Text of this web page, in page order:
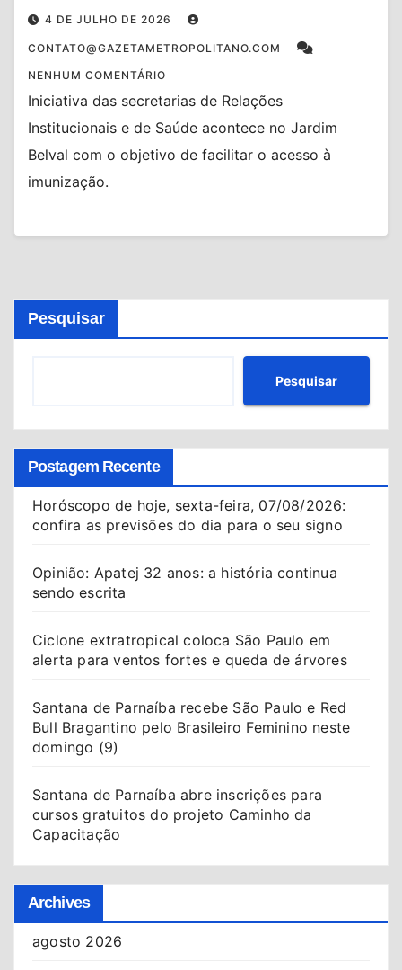
4 DE JULHO DE 2026
CONTATO@GAZETAMETROPOLITANO.COM
NENHUM COMENTÁRIO
Iniciativa das secretarias de Relações
Institucionais e de Saúde acontece no Jardim
Belval com o objetivo de facilitar o acesso à
imunização.
Pesquisar
Pesquisar
Postagem Recente
Horóscopo de hoje, sexta-feira, 07/08/2026:
confira as previsões do dia para o seu signo
Opinião: Apatej 32 anos: a história continua
sendo escrita
Ciclone extratropical coloca São Paulo em
alerta para ventos fortes e queda de árvores
Santana de Parnaíba recebe São Paulo e Red
Bull Bragantino pelo Brasileiro Feminino neste
domingo (9)
Santana de Parnaíba abre inscrições para
cursos gratuitos do projeto Caminho da
Capacitação
Archives
agosto 2026